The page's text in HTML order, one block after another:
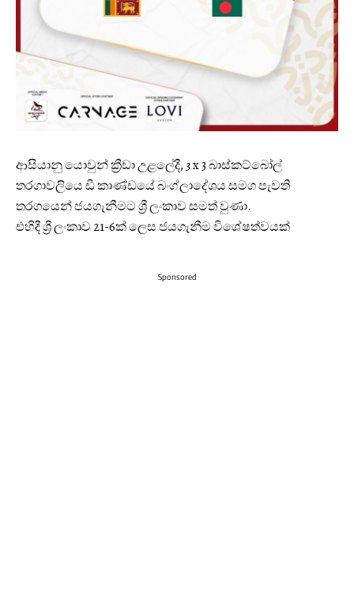
ආසියානු යොවුන් ක්‍රීඩා උළලේදී, 3x 3 බාස්කට්බෝල්
තරගාවලියෙ ඩී කාණ්ඩයේ බංග්ලාදේශය සමග පැවති
තරගයෙන් ජයගැනීමට ශ්‍රී ලංකාව සමත් වුණා.
එහිදී ශ්‍රී ලංකාව 21-6ක් ලෙස ජයගැනීම විශේෂත්වයක්
Sponsored